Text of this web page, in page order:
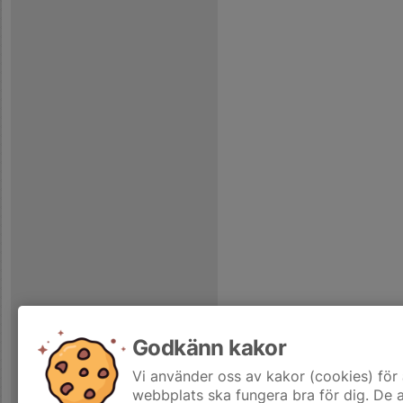
Godkänn kakor
Vi använder oss av kakor (cookies)
webbplats ska fungera bra för dig. De